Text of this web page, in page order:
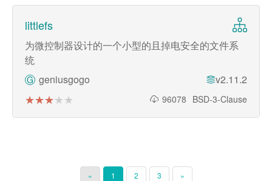
littlefs
为微控制器设计的一个小型的且掉电安全的文件系
统
G geniusgogo v2.11.2
★★★★★
★★★★★ 96078 BSD-3-Clause
« 1 2 3 »